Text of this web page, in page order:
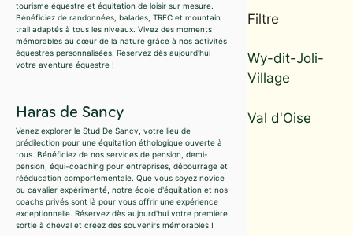
tourisme équestre et équitation de loisir sur mesure.
Bénéficiez de randonnées, balades, TREC et mountain
trail adaptés à tous les niveaux. Vivez des moments
mémorables au cœur de la nature grâce à nos activités
équestres personnalisées. Réservez dès aujourd'hui
votre aventure équestre !
Haras de Sancy
Venez explorer le Stud De Sancy, votre lieu de
prédilection pour une équitation éthologique ouverte à
tous. Bénéficiez de nos services de pension, demi-
pension, équi-coaching pour entreprises, débourrage et
rééducation comportementale. Que vous soyez novice
ou cavalier expérimenté, notre école d'équitation et nos
coachs privés sont là pour vous offrir une expérience
exceptionnelle. Réservez dès aujourd'hui votre première
sortie à cheval et créez des souvenirs mémorables !
Filtre
Wy-dit-Joli-
Village
Val d'Oise